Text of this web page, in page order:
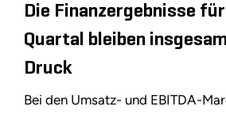
Die Finanzergebnisse
Quartal bleiben
Druck
Bei den Umsatz- und EBITDA-